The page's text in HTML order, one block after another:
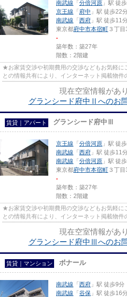
南武線 「 分倍河原 」駅 徒
京王線 「 府中 」駅 徒歩22
南武線 「 西府 」駅 徒歩11
東京都府中市本宿町 ３丁
-
築年数：築27年
階数：2階建
★お家賃交渉や初期費用の交渉などもお気軽に
との情報共有により、インターネット掲載物
現在空室情報があ
グランシード府中Ⅱへのお
賃貸｜アパート グランシード府中Ⅲ
京王線 「 分倍河原 」駅 徒
南武線 「 西府 」駅 徒歩11
南武線 「 分倍河原 」駅 徒
東京都府中市本宿町 ３丁
-
築年数：築27年
階数：2階建
★お家賃交渉や初期費用の交渉などもお気軽に
との情報共有により、インターネット掲載物
現在空室情報があ
グランシード府中Ⅲへのお
賃貸｜マンション ボナール
南武線 「 西府 」駅 徒歩9分
南武線 「 谷保 」駅 徒歩16